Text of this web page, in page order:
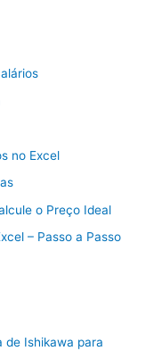
no Excel
o Preço Ideal
– Passo a Passo
de Ishikawa para